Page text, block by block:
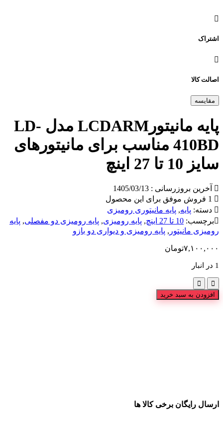
اشتراک
اصالت کالا
مقایسه
پایه مانیتورLCDARM مدل LD-
410BD مناسب برای مانیتورهای
سایز 10 تا 27 اینچ
آخرین بروزرسانی : 1405/03/13
دسته: پایه, پایه مانیتوری رومیزی
برچسب: 10 تا 27 اینچ , پایه رومیزی, پایه رومیزی دو مفصلی, پایه
رومیزی مانیتور , پایه رومیزی و دیواری دو بازو
۷,۱۰۰,۰۰۰تومان
1 در انبار
افزودن به سبد خرید
ارسال رایگان برخی کالا ها